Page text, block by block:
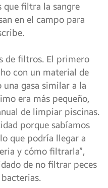
que filtra la sangre
en el campo para
de filtros. El primero
con un material de
una gasa similar a la
era más pequeño,
de limpiar piscinas.
porque sabíamos
que podría llegar a
y cómo filtrarla”,
de no filtrar peces